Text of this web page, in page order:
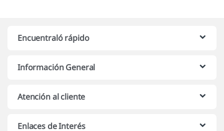
Encuentraló rápido
Información General
Atención al cliente
Enlaces de Interés